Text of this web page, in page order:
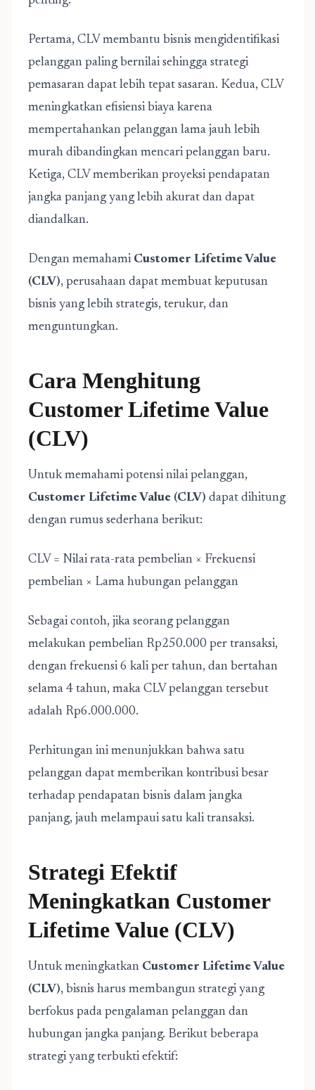
Pertama, CLV membantu bisnis mengidentifikasi
pelanggan paling bernilai sehingga strategi
pemasaran dapat lebih tepat sasaran. Kedua, CLV
meningkatkan efisiensi biaya karena
mempertahankan pelanggan lama jauh lebih
murah dibandingkan mencari pelanggan baru.
Ketiga, CLV memberikan proyeksi pendapatan
jangka panjang yang lebih akurat dan dapat
diandalkan.
Dengan memahami Customer Lifetime Value
(CLV), perusahaan dapat membuat keputusan
bisnis yang lebih strategis, terukur, dan
menguntungkan.
Cara Menghitung
Customer Lifetime Value
(CLV)
Untuk memahami potensi nilai pelanggan,
Customer Lifetime Value (CLV) dapat dihitung
dengan rumus sederhana berikut:
CLV = Nilai rata-rata pembelian × Frekuensi
pembelian × Lama hubungan pelanggan
Sebagai contoh, jika seorang pelanggan
melakukan pembelian Rp250.000 per transaksi,
dengan frekuensi 6 kali per tahun, dan bertahan
selama 4 tahun, maka CLV pelanggan tersebut
adalah Rp6.000.000.
Perhitungan ini menunjukkan bahwa satu
pelanggan dapat memberikan kontribusi besar
terhadap pendapatan bisnis dalam jangka
panjang, jauh melampaui satu kali transaksi.
Strategi Efektif
Meningkatkan Customer
Lifetime Value (CLV)
Untuk meningkatkan Customer Lifetime Value
(CLV), bisnis harus membangun strategi yang
berfokus pada pengalaman pelanggan dan
hubungan jangka panjang. Berikut beberapa
strategi yang terbukti efektif: